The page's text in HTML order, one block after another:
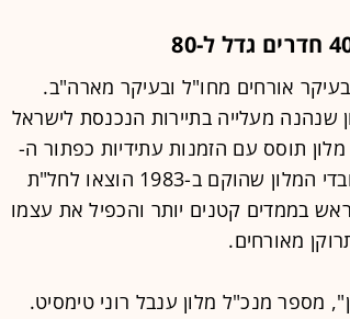
אורחים מחו"ל ובעיקר מארה"ב.
מ-90% מאורחי המלון שנהנה מעלייה בתיירות הנכנסת לישראל
תוסס עם הזמנות עתידיות כפתור ה-
ON עבר למצב של OFF. כמעט כל 400 עובדי המלון שהוקם ב-1983 הוצאו לחל"ת
בממדים קטנים יותר והכפיל את עצמו
מאורחים.
מספר מנכ"ל מלון ענבל רוני טימסיט.